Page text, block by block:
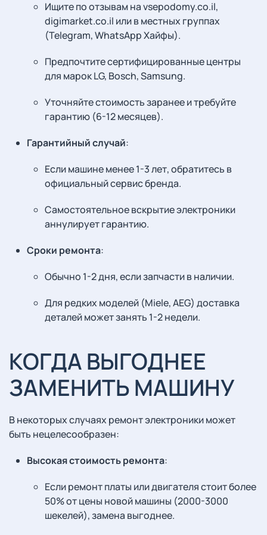
Ищите по отзывам на vsepodomy.co.il,
digimarket.co.il или в местных группах
(Telegram, WhatsApp Хайфы).
Предпочтите сертифицированные центры
для марок LG, Bosch, Samsung.
Уточняйте стоимость заранее и требуйте
гарантию (6-12 месяцев).
Гарантийный случай:
Если машине менее 1-3 лет, обратитесь в
официальный сервис бренда.
Самостоятельное вскрытие электроники
аннулирует гарантию.
Сроки ремонта:
Обычно 1-2 дня, если запчасти в наличии.
Для редких моделей (Miele, AEG) доставка
деталей может занять 1-2 недели.
КОГДА ВЫГОДНЕЕ
ЗАМЕНИТЬ МАШИНУ
В некоторых случаях ремонт электроники может
быть нецелесообразен:
Высокая стоимость ремонта:
Если ремонт платы или двигателя стоит более
50% от цены новой машины (2000-3000
шекелей), замена выгоднее.